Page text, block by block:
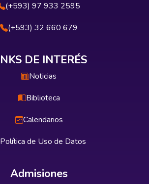
(+593) 97 933 2595
(+593) 32 660 679
DE INTERÉS
Noticias
Biblioteca
Calendarios
Política de Uso de Datos
Admisiones